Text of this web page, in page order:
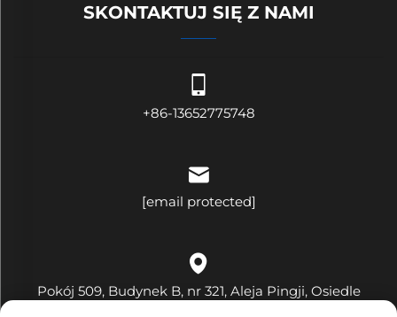
SKONTAKTUJ SIĘ Z NAMI
+86-13652775748
[email protected]
Pokój 509, Budynek B, nr 321, Aleja Pingji, Osiedle